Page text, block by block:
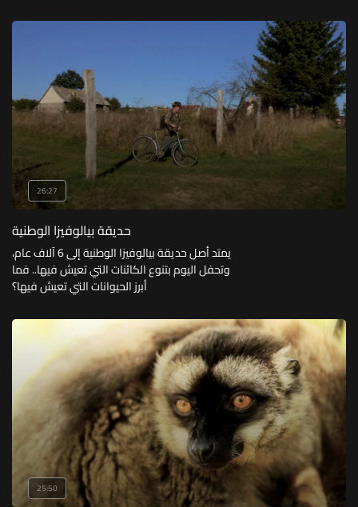
26:27
حديقة بيالوفيزا الوطنية
يمتد أصل حديقة بيالوفيزا الوطنية إلى 6 آلاف عام،
وتحفل اليوم بتنوع الكائنات التي تعيش فيها.. فما
أبرز الحيوانات التي تعيش فيها؟
25:50